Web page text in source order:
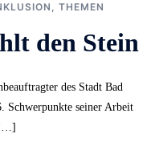
, THEMEN
den Stein
des Stadt Bad
Schwerpunkte seiner Arbeit
[…]